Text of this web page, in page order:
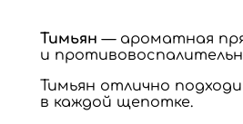
Тимьян — ароматная
и
Тимьян отлично
в каждой щепотке.